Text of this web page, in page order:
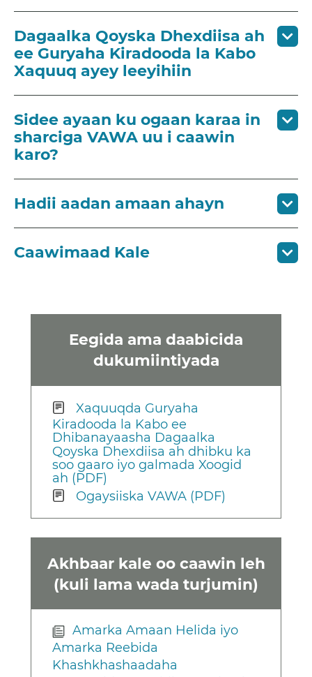
Eegida ama daabicida
dukumiintiyada
Xaquuqda Guryaha
Kiradooda la Kabo ee
Dhibanayaasha Dagaalka
Qoyska Dhexdiisa ah dhibku ka
soo gaaro iyo galmada Xoogid
ah (PDF)
Ogaysiiska VAWA (PDF)
Akhbaar kale oo caawin leh
(kuli lama wada turjumin)
Amarka Amaan Helida iyo
Amarka Reebida
Khashkhashaadaha
Dagaalka Qoyska Dhexdiisa ah
ee Guryaha Kiradooda la Kabo
Xaquuq ayey leeyihiin
Sidee ayaan ku ogaan karaa in
sharciga VAWA uu i caawin
karo?
Hadii aadan amaan ahayn
Caawimaad Kale